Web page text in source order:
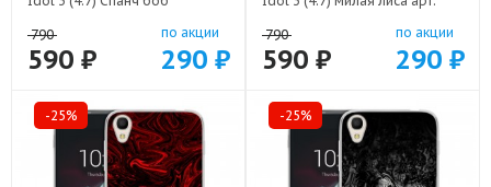
790
590 ₽
по акции
290 ₽
790
590 ₽
по акции
290 ₽
-25% -25%